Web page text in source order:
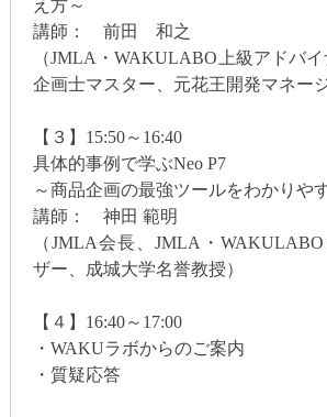
え方～
講師： 前田 和之
（JMLA・WAKULABO上級アドバ
企画士マスター、元花王開発マネー
【３】15:50～16:40
具体的事例で学ぶNeo P7
～商品企画の最強ツールをわかりや
講師： 神田 範明
（JMLA会長、JMLA・
ザー、成城大学名誉教授）
【４】16:40～17:00
・WAKUラボからのご案内
・質疑応答